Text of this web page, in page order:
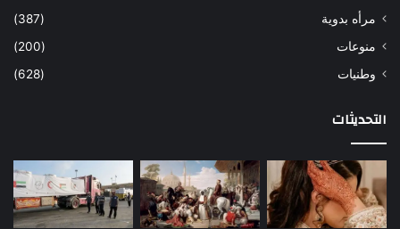
مرأه بدوية
(387)
منوعات
(200)
وطنيات
(628)
التحديثات